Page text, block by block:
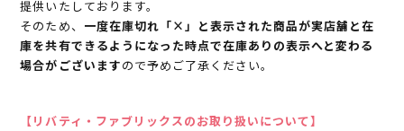
提供いたしております。
そのため、 一度在庫切れ「×」と表示された商品が実店舗と在
庫を共有できるようになった時点で在庫ありの表示へと変わる
場合がございますので予めご了承ください。
【リバティ・ファブリックスのお取り扱いについて】